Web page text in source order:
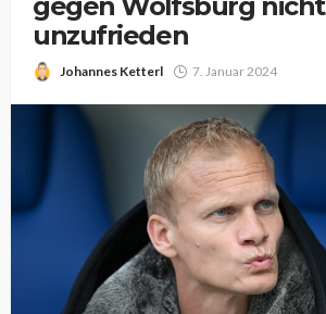
unzufrieden
Johannes Ketterl 7. Januar 2024